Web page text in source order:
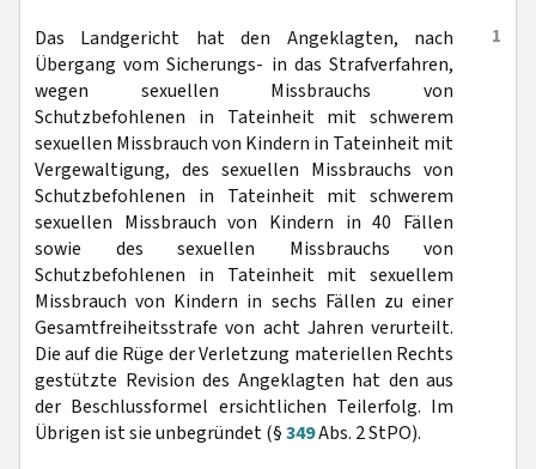
1
Das Landgericht hat den Angeklagten, nach
Übergang vom Sicherungs- in das Strafverfahren,
wegen sexuellen Missbrauchs von
Schutzbefohlenen in Tateinheit mit schwerem
sexuellen Missbrauch von Kindern in Tateinheit mit
Vergewaltigung, des sexuellen Missbrauchs von
Schutzbefohlenen in Tateinheit mit schwerem
sexuellen Missbrauch von Kindern in 40 Fällen
sowie des sexuellen Missbrauchs von
Schutzbefohlenen in Tateinheit mit sexuellem
Missbrauch von Kindern in sechs Fällen zu einer
Gesamtfreiheitsstrafe von acht Jahren verurteilt.
Die auf die Rüge der Verletzung materiellen Rechts
gestützte Revision des Angeklagten hat den aus
der Beschlussformel ersichtlichen Teilerfolg. Im
Übrigen ist sie unbegründet (§349Abs. 2 StPO).